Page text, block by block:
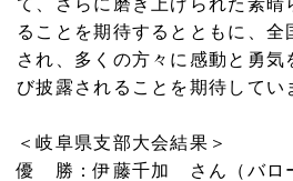
て、さらに磨き上げられた素晴
ることを期待するとともに、全
され、多くの方々に感動と勇
び披露されることを期待してい
＜岐阜県支部大会結果＞
優 勝：伊藤千加 さん（バロ